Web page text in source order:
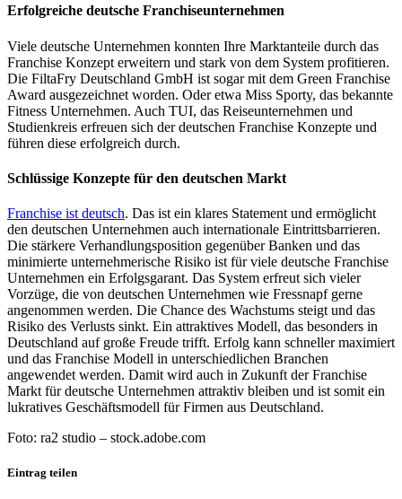
Erfolgreiche deutsche Franchiseunternehmen
Viele deutsche Unternehmen konnten Ihre Marktanteile durch das
Franchise Konzept erweitern und stark von dem System profitieren.
Die FiltaFry Deutschland GmbH ist sogar mit dem Green Franchise
Award ausgezeichnet worden. Oder etwa Miss Sporty, das bekannte
Fitness Unternehmen. Auch TUI, das Reiseunternehmen und
Studienkreis erfreuen sich der deutschen Franchise Konzepte und
führen diese erfolgreich durch.
Schlüssige Konzepte für den deutschen Markt
Franchise ist deutsch. Das ist ein klares Statement und ermöglicht
den deutschen Unternehmen auch internationale Eintrittsbarrieren.
Die stärkere Verhandlungsposition gegenüber Banken und das
minimierte unternehmerische Risiko ist für viele deutsche Franchise
Unternehmen ein Erfolgsgarant. Das System erfreut sich vieler
Vorzüge, die von deutschen Unternehmen wie Fressnapf gerne
angenommen werden. Die Chance des Wachstums steigt und das
Risiko des Verlusts sinkt. Ein attraktives Modell, das besonders in
Deutschland auf große Freude trifft. Erfolg kann schneller maximiert
und das Franchise Modell in unterschiedlichen Branchen
angewendet werden. Damit wird auch in Zukunft der Franchise
Markt für deutsche Unternehmen attraktiv bleiben und ist somit ein
lukratives Geschäftsmodell für Firmen aus Deutschland.
Foto: ra2 studio – stock.adobe.com
Eintrag teilen